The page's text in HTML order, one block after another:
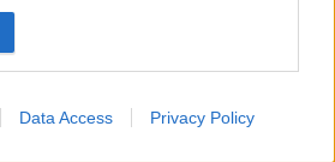
specified purposes in below Google
Data Access Privacy Policy
dammbindning är några av
partikelhalterna. Fler elbilar
grova så kallade PM10-partiklar –
öka eftersom elbilar ofta är